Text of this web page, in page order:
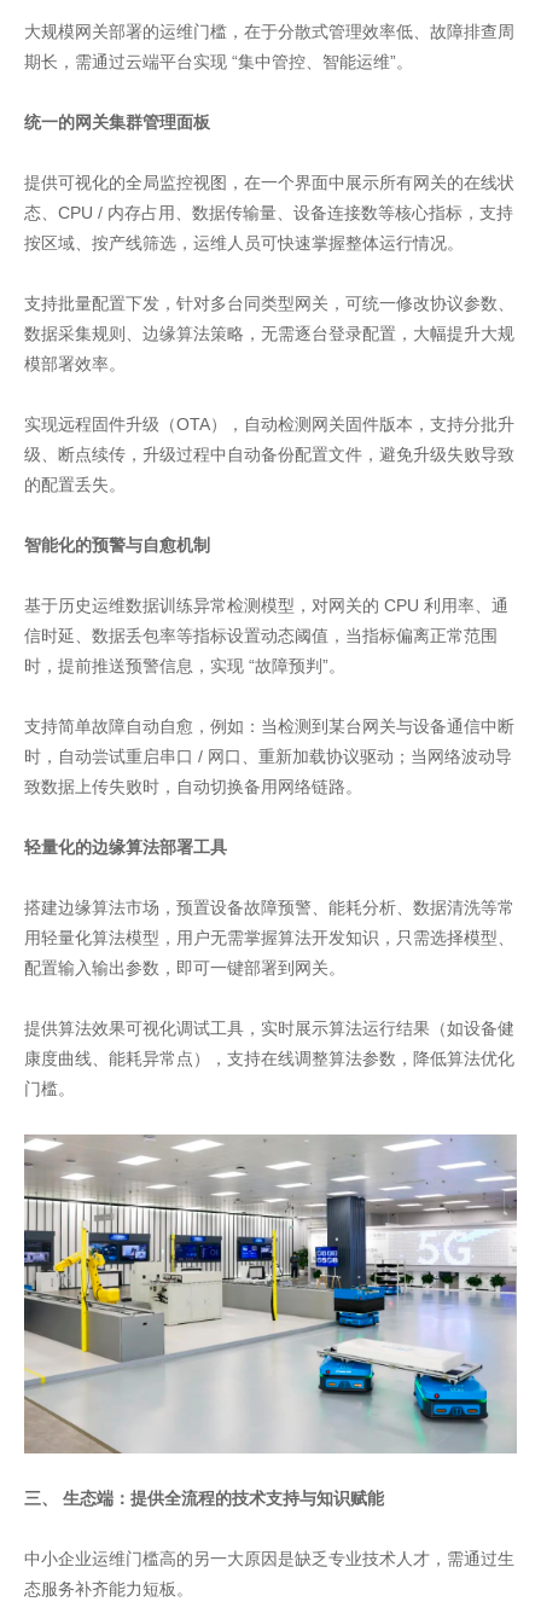
大规模网关部署的运维门槛，在于分散式管理效率低、故障排查周
期长，需通过云端平台实现 “集中管控、智能运维”。
统一的网关集群管理面板
提供可视化的全局监控视图，在一个界面中展示所有网关的在线状
态、CPU / 内存占用、数据传输量、设备连接数等核心指标，支持
按区域、按产线筛选，运维人员可快速掌握整体运行情况。
支持批量配置下发，针对多台同类型网关，可统一修改协议参数、
数据采集规则、边缘算法策略，无需逐台登录配置，大幅提升大规
模部署效率。
实现远程固件升级（OTA），自动检测网关固件版本，支持分批升
级、断点续传，升级过程中自动备份配置文件，避免升级失败导致
的配置丢失。
智能化的预警与自愈机制
基于历史运维数据训练异常检测模型，对网关的 CPU 利用率、通
信时延、数据丢包率等指标设置动态阈值，当指标偏离正常范围
时，提前推送预警信息，实现 “故障预判”。
支持简单故障自动自愈，例如：当检测到某台网关与设备通信中断
时，自动尝试重启串口 / 网口、重新加载协议驱动；当网络波动导
致数据上传失败时，自动切换备用网络链路。
轻量化的边缘算法部署工具
搭建边缘算法市场，预置设备故障预警、能耗分析、数据清洗等常
用轻量化算法模型，用户无需掌握算法开发知识，只需选择模型、
配置输入输出参数，即可一键部署到网关。
提供算法效果可视化调试工具，实时展示算法运行结果（如设备健
康度曲线、能耗异常点），支持在线调整算法参数，降低算法优化
门槛。
三、 生态端：提供全流程的技术支持与知识赋能
中小企业运维门槛高的另一大原因是缺乏专业技术人才，需通过生
态服务补齐能力短板。